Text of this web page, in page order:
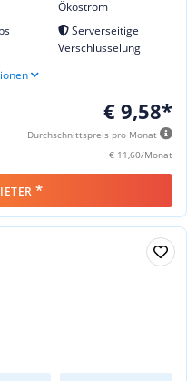
Ökostrom
Serverseitige
Verschlüsselung
€ 9,58*
Durchschnittspreis pro Monat
€ 11,60/Monat
*